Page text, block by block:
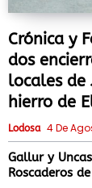
Crónica y
dos
locales de
hierro de
Lodosa 4 De
Gallur y
Roscaderos